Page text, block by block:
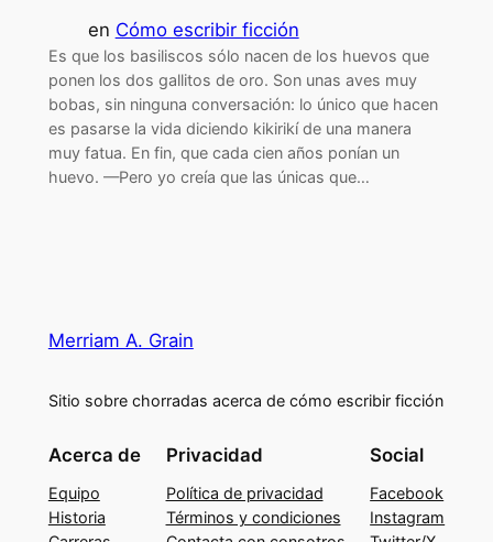
en Cómo escribir ficción
Es que los basiliscos sólo nacen de los huevos que
ponen los dos gallitos de oro. Son unas aves muy
bobas, sin ninguna conversación: lo único que hacen
es pasarse la vida diciendo kikirikí de una manera
muy fatua. En fin, que cada cien años ponían un
huevo. —Pero yo creía que las únicas que…
Merriam A. Grain
Sitio sobre chorradas acerca de cómo escribir ficción
Acerca de
Equipo
Historia
Privacidad
Política de privacidad
Términos y condiciones
Social
Facebook
Instagram